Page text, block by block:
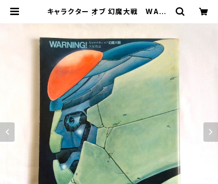
キャラクター オブ 幻魔大戦 WARN